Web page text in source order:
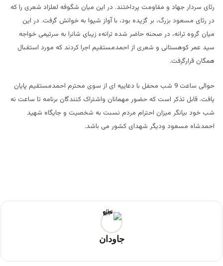
رثای سردار جهاد و مقاومت پرداختند. در این میان شگوفه لعلزاد شعری را که
در رثای مسعود بزرگ، بر گزیده بود، با آواز شیوا به خوانش گرفت. در این
میان گروه ترانه، در صحنه حاضر شده ترانهء زیبای شانرا به سرتیمی خواجه
سید عمر کوهستانی و شعری از احمدمستقیم اجرا کردند که مورد استقبال
همگان قرارگرفت.
حوالی ساعت 9 شب محفل با دعاییه ای از سوی محترم احمدمستقیم پایان
یافت. قابل تذکر است که حضور مهمانان واشتراک کنندگان برنامه تا ساعت نه
شب خود بیانگر میزان احترام مردم نسبت به شخصیت و جایگاه شهید
احمدشاه مسعود ودیگر شهدای کشور می باشد.
جاودان